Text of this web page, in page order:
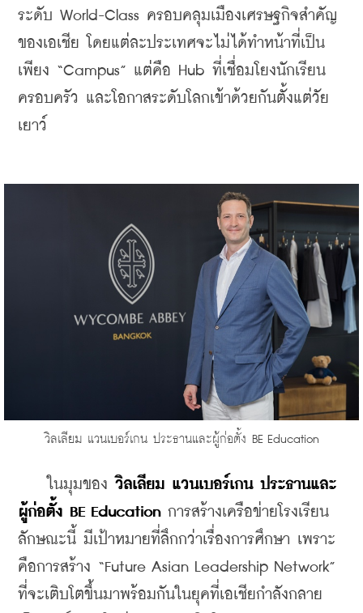
ระดับ World-Class ครอบคลุมเมืองเศรษฐกิจสำคัญ
ของเอเชีย โดยแต่ละประเทศจะไม่ได้ทำหน้าที่เป็น
เพียง “Campus” แต่คือ Hub ที่เชื่อมโยงนักเรียน
ครอบครัว และโอกาสระดับโลกเข้าด้วยกันตั้งแต่วัย
เยาว์
​วิลเลียม แวนเบอร์เกน ประธานและผู้ก่อตั้ง BE Education
ในมุมของ วิลเลียม แวนเบอร์เกน ประธานและ
ผู้ก่อตั้ง BE Education การสร้างเครือข่ายโรงเรียน
ลักษณะนี้ มีเป้าหมายที่ลึกกว่าเรื่องการศึกษา เพราะ
คือการสร้าง “Future Asian Leadership Network”
ที่จะเติบโตขึ้นมาพร้อมกันในยุคที่เอเชียกำลังกลาย